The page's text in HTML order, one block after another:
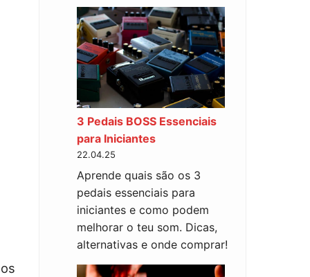
3 Pedais BOSS Essenciais
para Iniciantes
22.04.25
Aprende quais são os 3
pedais essenciais para
iniciantes e como podem
melhorar o teu som. Dicas,
alternativas e onde comprar!